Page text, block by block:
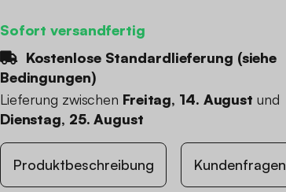
Sofort versandfertig
Kostenlose Standardlieferung (siehe
Bedingungen)
Lieferung zwischen Freitag, 14. August und
Dienstag, 25. August
Produktbeschreibung Kundenfragen